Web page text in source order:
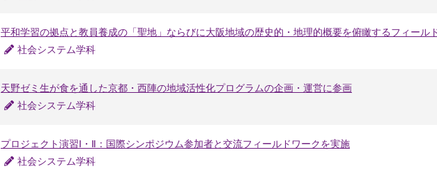
平和学習の拠点と教員養成の「聖地」ならびに大阪地域の歴史的・地理的概要を俯瞰するフィール
社会システム学科
天野ゼミ生が食を通した京都・西陣の地域活性化プログラムの企画・運営に参画
社会システム学科
プロジェクト演習Ⅰ・Ⅱ：国際シンポジウム参加者と交流フィールドワークを実施
社会システム学科